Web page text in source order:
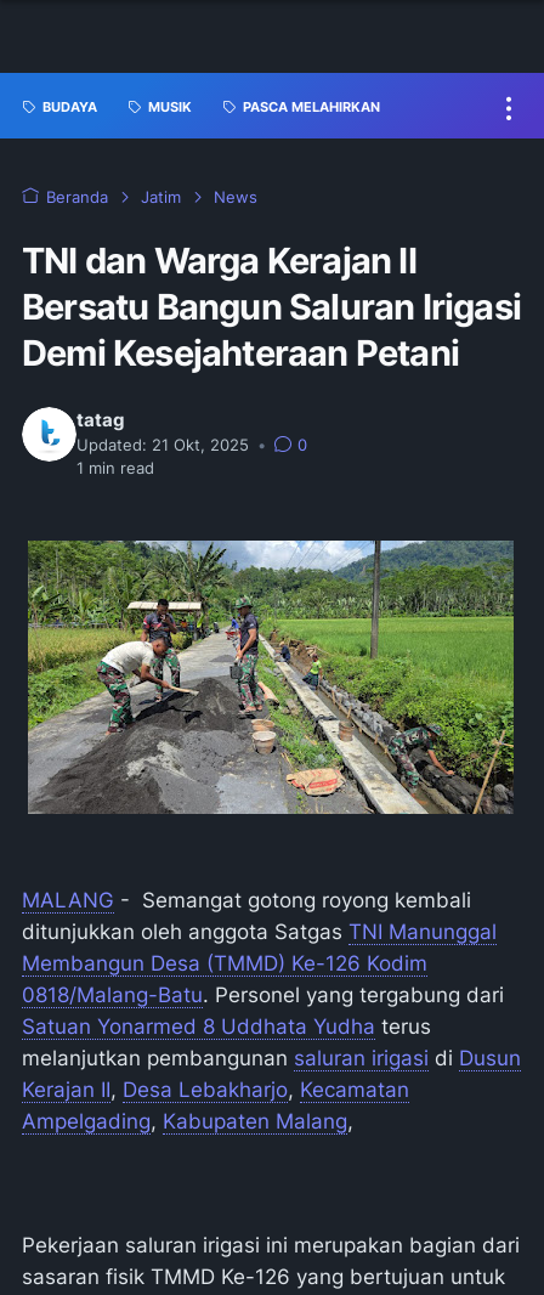
BUDAYA MUSIK PASCA MELAHIRKAN
Beranda Jatim News
TNI dan Warga Kerajan II
Bersatu Bangun Saluran Irigasi
Demi Kesejahteraan Petani
tatag
Updated: 21 Okt, 2025 •
0
1 min read
MALANG - Semangat gotong royong kembali
ditunjukkan oleh anggota Satgas TNI Manunggal
Membangun Desa (TMMD) Ke-126 Kodim
0818/Malang-Batu. Personel yang tergabung dari
Satuan Yonarmed 8 Uddhata Yudha terus
melanjutkan pembangunan saluran irigasi di Dusun
Kerajan II, Desa Lebakharjo, Kecamatan
Ampelgading, Kabupaten Malang,
Pekerjaan saluran irigasi ini merupakan bagian dari
sasaran fisik TMMD Ke-126 yang bertujuan untuk